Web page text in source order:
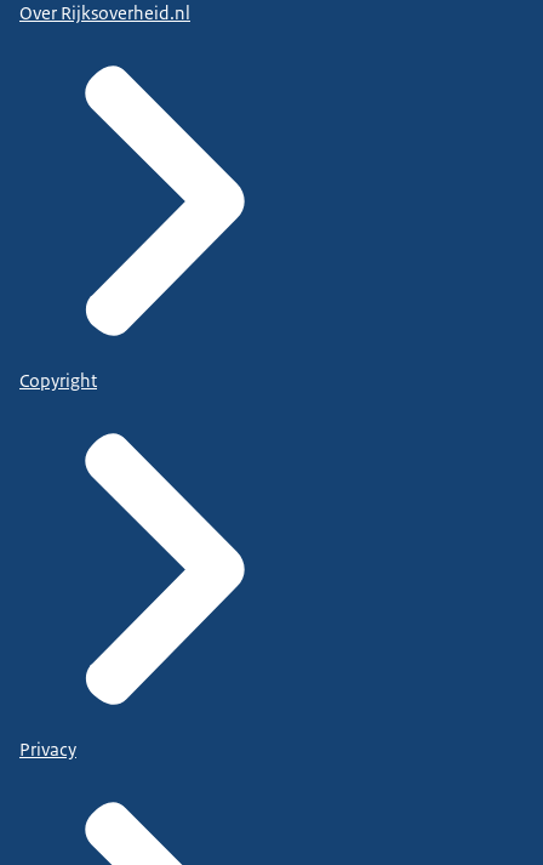
Over Rijksoverheid.nl
Copyright
Privacy